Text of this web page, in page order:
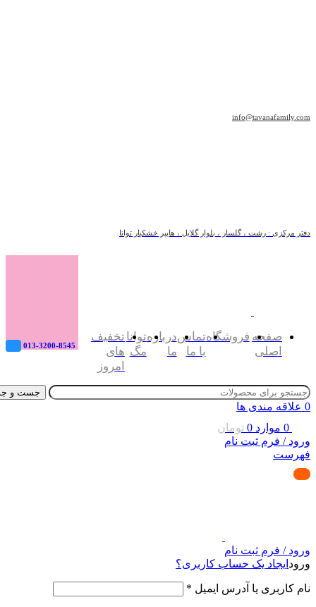
info@tavanafamily.com
دفتر مرکزی : رشت ، گلسار ، بلوار گلایل ، هایپر خشکبار توانا
013-3200-8545
صفحه
اصلی
فروشگاهتماس
با ما
درباره
ما
توانا
مگ
تخفیف
های
امروز
جست و
0 علاقه مندی ها
0 موارد 0 تومان
ورود / فرم ثبت نام
فهرست
ورود / فرم ثبت نام
ورود ایجاد یک حساب کاربری؟
نام کاربری یا آدرس ایمیل *